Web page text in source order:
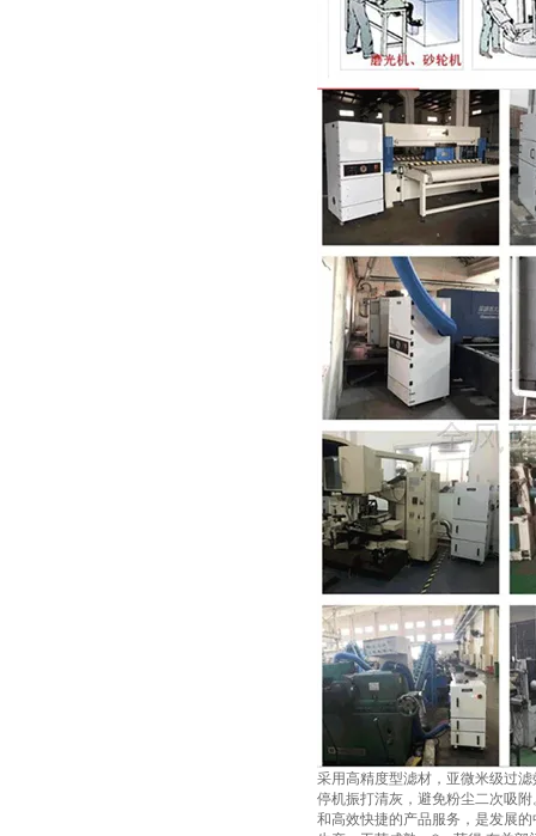
采用高精度型滤材，亚微米级过
停机振打清灰，避免粉尘二次吸
和高效快捷的产品服务，是发展